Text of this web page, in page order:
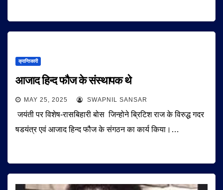
क्रान्तिकारी
आजाद हिन्द फौज के संस्थापक थे
MAY 25, 2025 SWAPNIL SANSAR
जयंती पर विशेष-रासबिहारी बोस जिन्होने ब्रिटिश राज के विरुद्ध गदर
षडयंत्र एवं आजाद हिन्द फौज के संगठन का कार्य किया।…